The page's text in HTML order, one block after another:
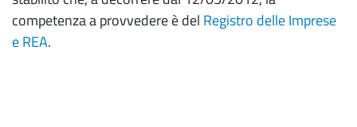
competenza a provvedere è del Registro delle Imprese
e REA.